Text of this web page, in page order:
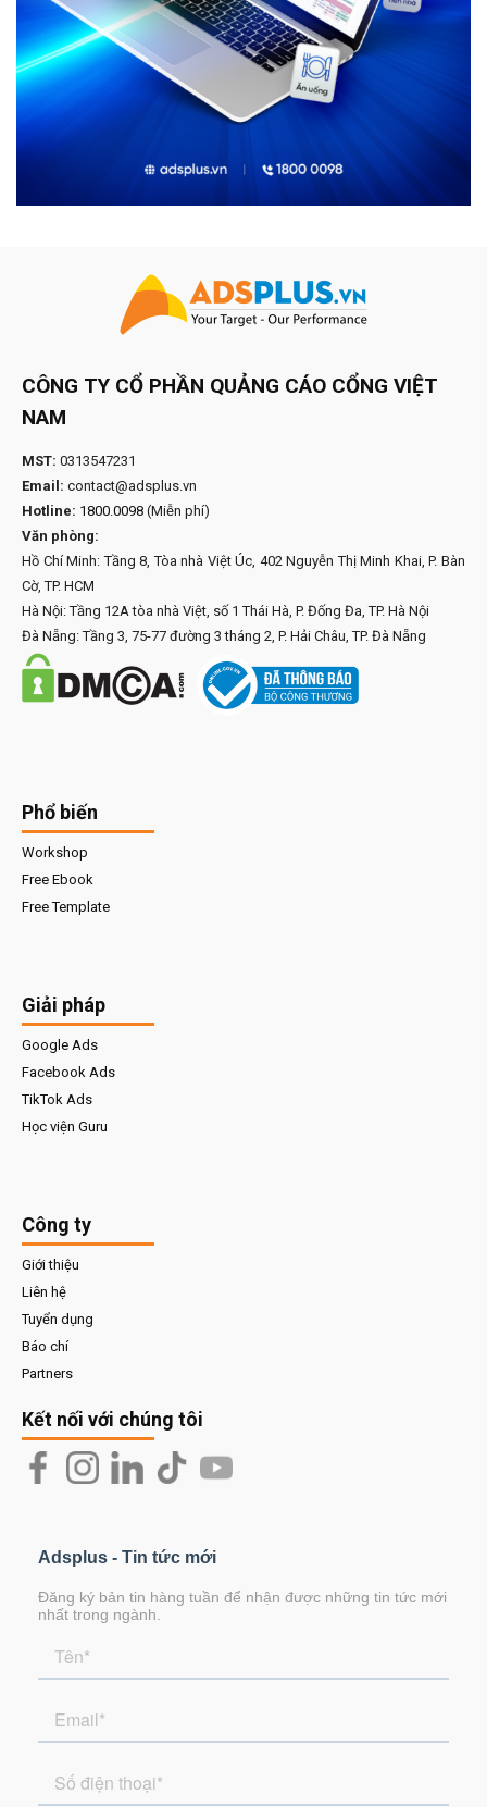
CÔNG TY CỔ PHẦN QUẢNG CÁO CỔNG VIỆT
NAM
MST: 0313547231
Email: contact@adsplus.vn
Hotline: 1800.0098 (Miễn phí)
Văn phòng:
Hồ Chí Minh: Tầng 8, Tòa nhà Việt Úc, 402 Nguyễn Thị Minh Khai, P. Bàn
Cờ, TP. HCM
Hà Nội: Tầng 12A tòa nhà Việt, số 1 Thái Hà, P. Đống Đa, TP. Hà Nội
Đà Nẵng: Tầng 3, 75-77 đường 3 tháng 2, P. Hải Châu, TP. Đà Nẵng
Phổ biến
Workshop
Free Ebook
Free Template
Giải pháp
Google Ads
Facebook Ads
TikTok Ads
Học viện Guru
Công ty
Giới thiệu
Liên hệ
Tuyển dụng
Báo chí
Partners
Kết nối với chúng tôi